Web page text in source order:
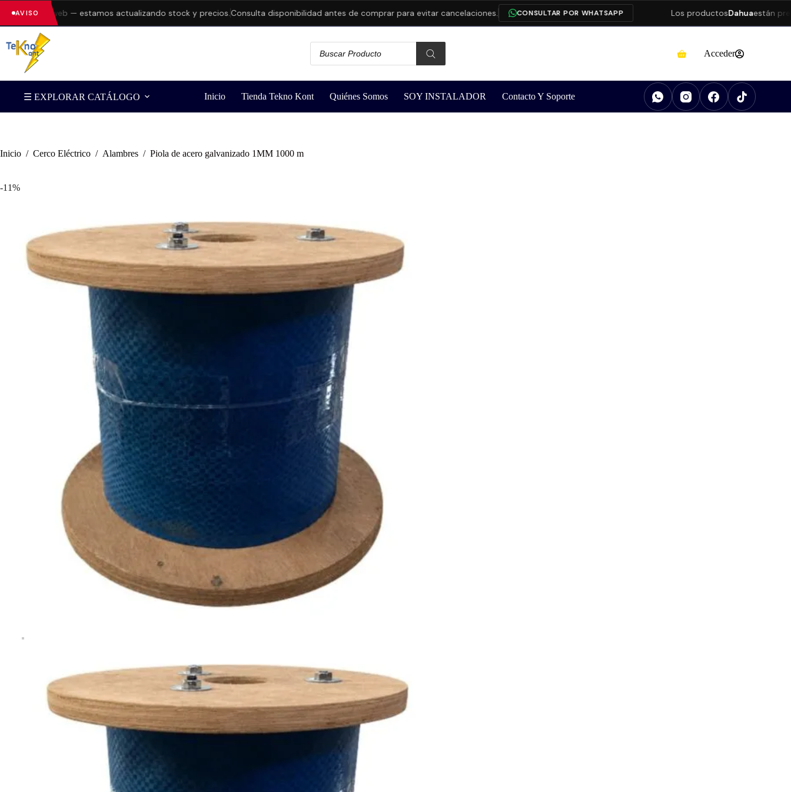
AVISO
la web — estamos actualizando stock y precios.Consulta disponibilidad antes de comprar para evitar cancelaciones. CONSULTAR POR WHATSAPP Los productosDahuaestán
Acceder
☰ EXPLORAR CATÁLOGO Inicio Tienda Tekno Kont Quiénes Somos SOY INSTALADOR Contacto Y Soporte
Inicio / Cerco Eléctrico / Alambres / Piola de acero galvanizado 1MM 1000 m
-11%